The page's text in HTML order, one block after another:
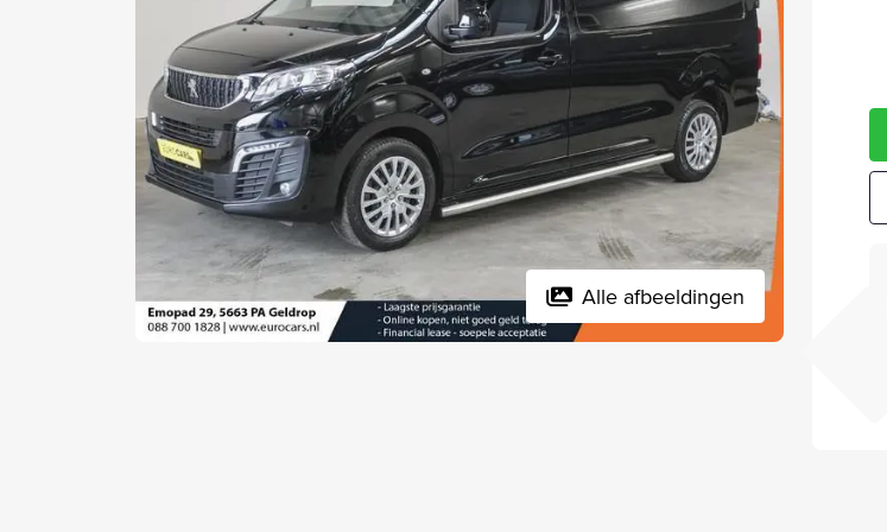
Alle afbeeldingen